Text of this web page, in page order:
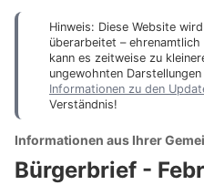
Hinweis: Diese Website
überarbeitet –
kann es zeitweise zu
ungewohnten
Informationen zu den
Verständnis!
Informationen aus Ihrer
Bürgerbrief -